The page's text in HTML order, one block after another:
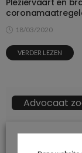
Pleziervaart en
18/03/2020
VERDER LEZEN
Advocaat
naar: